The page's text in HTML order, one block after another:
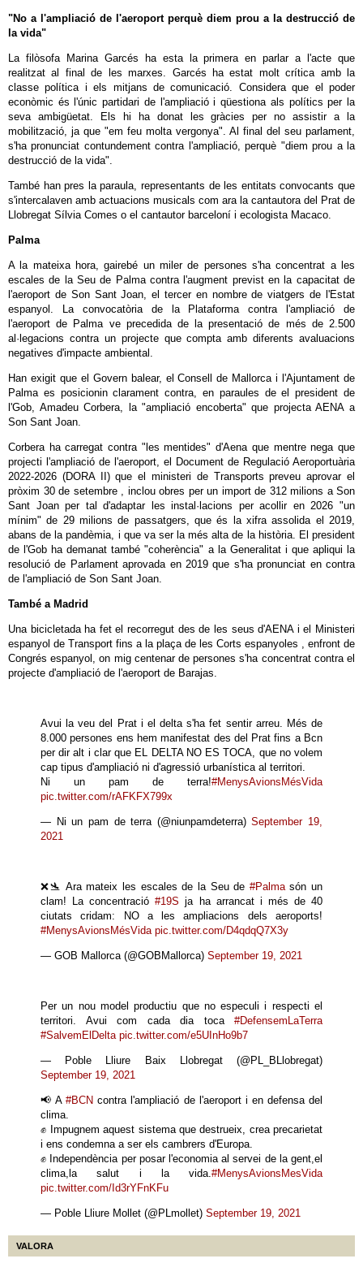
"No a l'ampliació de l'aeroport perquè diem prou a la destrucció de
la vida"
La filòsofa Marina Garcés ha esta la primera en parlar a l'acte que
realitzat al final de les marxes. Garcés ha estat molt crítica amb la
classe política i els mitjans de comunicació. Considera que el poder
econòmic és l'únic partidari de l'ampliació i qüestiona als polítics per la
seva ambigüetat. Els hi ha donat les gràcies per no assistir a la
mobilització, ja que "em feu molta vergonya". Al final del seu parlament,
s'ha pronunciat contundement contra l'ampliació, perquè "diem prou a la
destrucció de la vida".
També han pres la paraula, representants de les entitats convocants que
s'intercalaven amb actuacions musicals com ara la cantautora del Prat de
Llobregat Sílvia Comes o el cantautor barceloní i ecologista Macaco.
Palma
A la mateixa hora, gairebé un miler de persones s'ha concentrat a les
escales de la Seu de Palma contra l'augment previst en la capacitat de
l'aeroport de Son Sant Joan, el tercer en nombre de viatgers de l'Estat
espanyol. La convocatòria de la Plataforma contra l'ampliació de
l'aeroport de Palma ve precedida de la presentació de més de 2.500
al·legacions contra un projecte que compta amb diferents avaluacions
negatives d'impacte ambiental.
Han exigit que el Govern balear, el Consell de Mallorca i l'Ajuntament de
Palma es posicionin clarament contra, en paraules de el president de
l'Gob, Amadeu Corbera, la "ampliació encoberta" que projecta AENA a
Son Sant Joan.
Corbera ha carregat contra "les mentides" d'Aena que mentre nega que
projecti l'ampliació de l'aeroport, el Document de Regulació Aeroportuària
2022-2026 (DORA II) que el ministeri de Transports preveu aprovar el
pròxim 30 de setembre , inclou obres per un import de 312 milions a Son
Sant Joan per tal d'adaptar les instal·lacions per acollir en 2026 "un
mínim" de 29 milions de passatgers, que és la xifra assolida el 2019,
abans de la pandèmia, i que va ser la més alta de la història. El president
de l'Gob ha demanat també "coherència" a la Generalitat i que apliqui la
resolució de Parlament aprovada en 2019 que s'ha pronunciat en contra
de l'ampliació de Son Sant Joan.
També a Madrid
Una bicicletada ha fet el recorregut des de les seus d'AENA i el Ministeri
espanyol de Transport fins a la plaça de les Corts espanyoles , enfront de
Congrés espanyol, on mig centenar de persones s'ha concentrat contra el
projecte d'ampliació de l'aeroport de Barajas.
Avui la veu del Prat i el delta s'ha fet sentir arreu. Més de
8.000 persones ens hem manifestat des del Prat fins a Bcn
per dir alt i clar que EL DELTA NO ES TOCA, que no volem
cap tipus d'ampliació ni d'agressió urbanística al territori.
Ni un pam de terra!#MenysAvionsMésVida
pic.twitter.com/rAFKFX799x
— Ni un pam de terra (@niunpamdeterra)September 19,
2021
❌🛬 Ara mateix les escales de la Seu de #Palmasón un
clam! La concentració#19S ja ha arrancat i més de 40
ciutats cridam: NO a les ampliacions dels aeroports!
#MenysAvionsMésVida pic.twitter.com/D4qdqQ7X3y
— GOB Mallorca (@GOBMallorca) September 19, 2021
Per un nou model productiu que no especuli i respecti el
territori. Avui com cada dia toca #DefensemLaTerra
#SalvemElDelta pic.twitter.com/e5UInHo9b7
— Poble Lliure Baix Llobregat (@PL_BLlobregat)
September 19, 2021
📢 A#BCN contra l'ampliació de l'aeroport i en defensa del
clima.
✊ Impugnem aquest sistema que destrueix, crea precarietat
i ens condemna a ser els cambrers d'Europa.
✊ Independència per posar l'economia al servei de la gent,el
clima,la salut i la vida.#MenysAvionsMesVida
pic.twitter.com/Id3rYFnKFu
— Poble Lliure Mollet (@PLmollet) September 19, 2021
VALORA